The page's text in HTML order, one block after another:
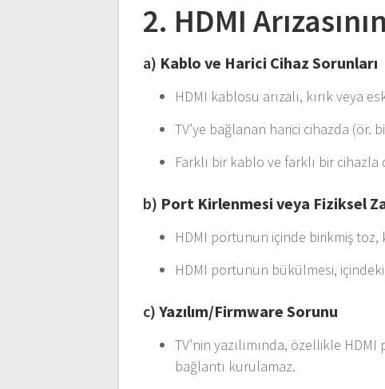
2. HDMI
a) Kablo ve Harici Cihaz Sorunları
HDMI kablosu arızalı, kırık veya
TV’ye bağlanan harici cihazda (ör.
Farklı bir kablo ve farklı bir
b) Port Kirlenmesi veya Fiziksel
HDMI portunun içinde birikmiş toz,
HDMI portunun bükülmesi, içindeki
c)Yazılım/Firmware Sorunu
TV’nin yazılımında, özellikle
bağlantı kurulamaz.